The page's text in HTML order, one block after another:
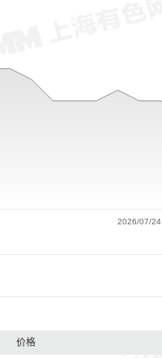
2026/07/24
价格